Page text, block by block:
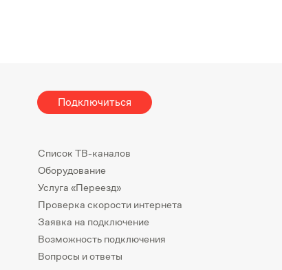
Подключиться
Список ТВ-каналов
Оборудование
Услуга «Переезд»
Проверка скорости интернета
Заявка на подключение
Возможность подключения
Вопросы и ответы